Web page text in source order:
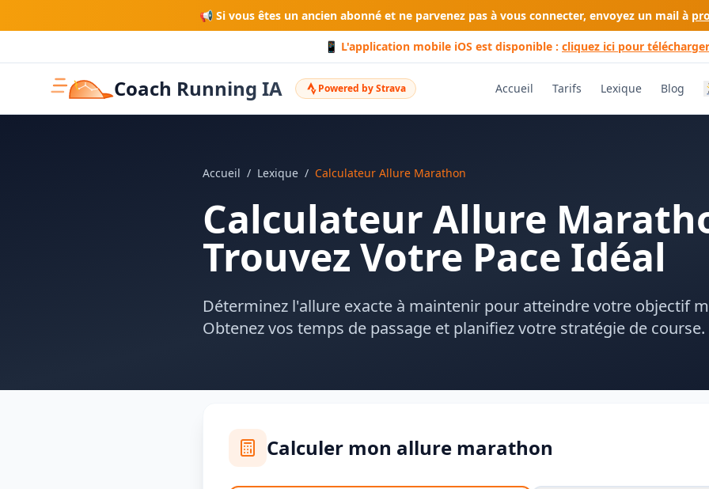
📢 Si vous êtes un ancien abonné et ne parvenez pas à vous connecter, envoyez un mail à
📱 L'application mobile iOS est disponible : cliquez ici pour
Coach Running IA Powered by Strava Accueil Tarifs Lexique Blog
Accueil / Lexique / Calculateur Allure Marathon
Calculateur Allure
Trouvez Votre Pace Idéal
Déterminez l'allure exacte à maintenir pour atteindre votre objectif
Obtenez vos temps de passage et planifiez votre stratégie de course.
Calculer mon allure marathon